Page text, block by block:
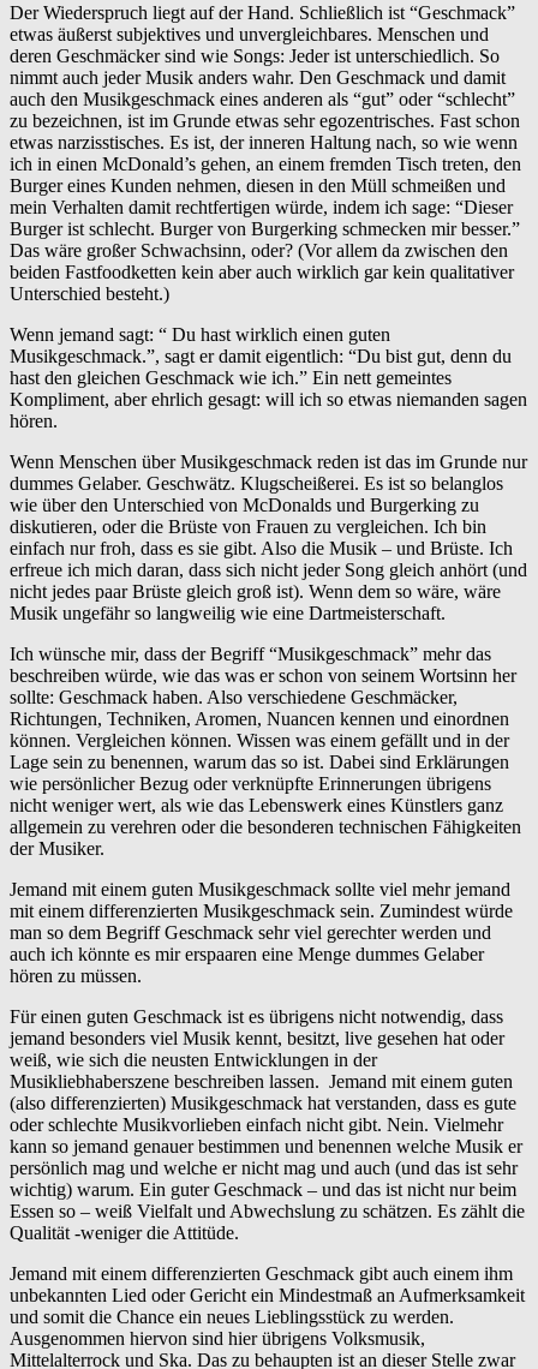
Der Wiederspruch liegt auf der Hand. Schließlich ist “Geschmack”
etwas äußerst subjektives und unvergleichbares. Menschen und
deren Geschmäcker sind wie Songs: Jeder ist unterschiedlich. So
nimmt auch jeder Musik anders wahr. Den Geschmack und damit
auch den Musikgeschmack eines anderen als “gut” oder “schlecht”
zu bezeichnen, ist im Grunde etwas sehr egozentrisches. Fast schon
etwas narzisstisches. Es ist, der inneren Haltung nach, so wie wenn
ich in einen McDonald’s gehen, an einem fremden Tisch treten, den
Burger eines Kunden nehmen, diesen in den Müll schmeißen und
mein Verhalten damit rechtfertigen würde, indem ich sage: “Dieser
Burger ist schlecht. Burger von Burgerking schmecken mir besser.”
Das wäre großer Schwachsinn, oder? (Vor allem da zwischen den
beiden Fastfoodketten kein aber auch wirklich gar kein qualitativer
Unterschied besteht.)
Wenn jemand sagt: “ Du hast wirklich einen guten
Musikgeschmack.”, sagt er damit eigentlich: “Du bist gut, denn du
hast den gleichen Geschmack wie ich.” Ein nett gemeintes
Kompliment, aber ehrlich gesagt: will ich so etwas niemanden sagen
hören.
Wenn Menschen über Musikgeschmack reden ist das im Grunde nur
dummes Gelaber. Geschwätz. Klugscheißerei. Es ist so belanglos
wie über den Unterschied von McDonalds und Burgerking zu
diskutieren, oder die Brüste von Frauen zu vergleichen. Ich bin
einfach nur froh, dass es sie gibt. Also die Musik – und Brüste. Ich
erfreue ich mich daran, dass sich nicht jeder Song gleich anhört (und
nicht jedes paar Brüste gleich groß ist). Wenn dem so wäre, wäre
Musik ungefähr so langweilig wie eine Dartmeisterschaft.
Ich wünsche mir, dass der Begriff “Musikgeschmack” mehr das
beschreiben würde, wie das was er schon von seinem Wortsinn her
sollte: Geschmack haben. Also verschiedene Geschmäcker,
Richtungen, Techniken, Aromen, Nuancen kennen und einordnen
können. Vergleichen können. Wissen was einem gefällt und in der
Lage sein zu benennen, warum das so ist. Dabei sind Erklärungen
wie persönlicher Bezug oder verknüpfte Erinnerungen übrigens
nicht weniger wert, als wie das Lebenswerk eines Künstlers ganz
allgemein zu verehren oder die besonderen technischen Fähigkeiten
der Musiker.
Jemand mit einem guten Musikgeschmack sollte viel mehr jemand
mit einem differenzierten Musikgeschmack sein. Zumindest würde
man so dem Begriff Geschmack sehr viel gerechter werden und
auch ich könnte es mir erspaaren eine Menge dummes Gelaber
hören zu müssen.
Für einen guten Geschmack ist es übrigens nicht notwendig, dass
jemand besonders viel Musik kennt, besitzt, live gesehen hat oder
weiß, wie sich die neusten Entwicklungen in der
Musikliebhaberszene beschreiben lassen. Jemand mit einem guten
(also differenzierten) Musikgeschmack hat verstanden, dass es gute
oder schlechte Musikvorlieben einfach nicht gibt. Nein. Vielmehr
kann so jemand genauer bestimmen und benennen welche Musik er
persönlich mag und welche er nicht mag und auch (und das ist sehr
wichtig) warum. Ein guter Geschmack – und das ist nicht nur beim
Essen so – weiß Vielfalt und Abwechslung zu schätzen. Es zählt die
Qualität -weniger die Attitüde.
Jemand mit einem differenzierten Geschmack gibt auch einem ihm
unbekannten Lied oder Gericht ein Mindestmaß an Aufmerksamkeit
und somit die Chance ein neues Lieblingsstück zu werden.
Ausgenommen hiervon sind hier übrigens Volksmusik,
Mittelalterrock und Ska. Das zu behaupten ist an dieser Stelle zwar